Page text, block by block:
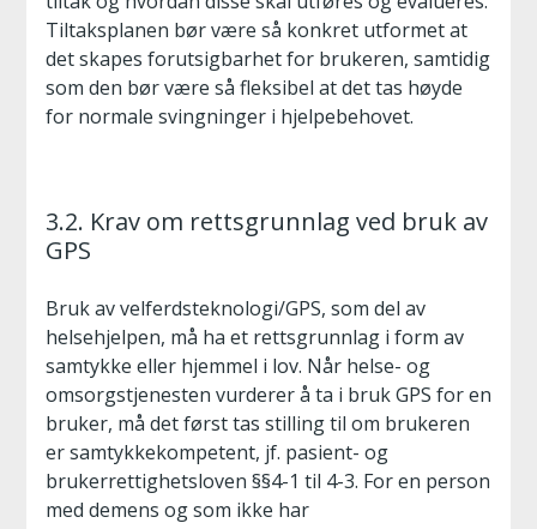
Tiltaksplanen bør være så konkret utformet at
det skapes forutsigbarhet for brukeren, samtidig
som den bør være så fleksibel at det tas høyde
for normale svingninger i hjelpebehovet.
3.2. Krav om rettsgrunnlag ved bruk av
GPS
Bruk av velferdsteknologi/GPS, som del av
helsehjelpen, må ha et rettsgrunnlag i form av
samtykke eller hjemmel i lov. Når helse- og
omsorgstjenesten vurderer å ta i bruk GPS for en
bruker, må det først tas stilling til om brukeren
er samtykkekompetent, jf. pasient- og
brukerrettighetsloven §§4-1 til 4-3. For en person
med demens og som ikke har